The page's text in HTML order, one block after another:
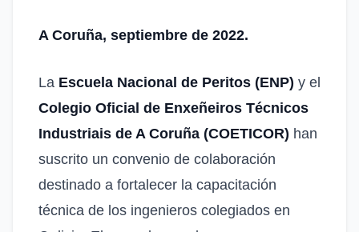
A Coruña, septiembre de 2022.
La Escuela Nacional de Peritos (ENP) y el
Colegio Oficial de Enxeñeiros Técnicos
Industriais de A Coruña (COETICOR) han
suscrito un convenio de colaboración
destinado a fortalecer la capacitación
técnica de los ingenieros colegiados en